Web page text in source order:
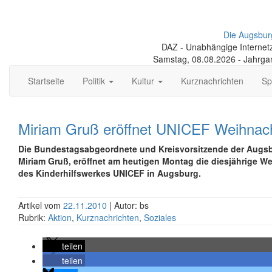
Die
DAZ - Unabhängige
Samstag, 08.08.2026 -
Startseite
Politik Kultur Kurznachrichten
Miriam Gruß eröffnet UNICEF
Die Bundestagsabgeordnete und Kreisvorsitzende der
Miriam Gruß, eröffnet am heutigen Montag die diesjährige
des Kinderhilfswerkes UNICEF in Augsburg.
Artikel vom 22.11.2010 | Autor: bs
Rubrik: Aktion, Kurznachrichten, Soziales
teilen
teilen